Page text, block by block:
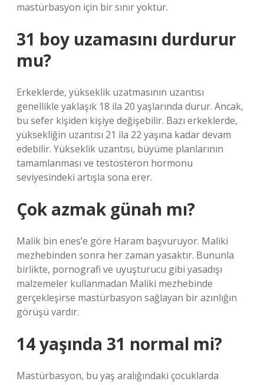
mastürbasyon için bir sınır yoktur.
31 boy uzamasını durdurur
mu?
Erkeklerde, yükseklik uzatmasının uzantısı
genellikle yaklaşık 18 ila 20 yaşlarında durur. Ancak,
bu sefer kişiden kişiye değişebilir. Bazı erkeklerde,
yüksekliğin uzantısı 21 ila 22 yaşına kadar devam
edebilir. Yükseklik uzantısı, büyüme planlarının
tamamlanması ve testosteron hormonu
seviyesindeki artışla sona erer.
Çok azmak günah mı?
Malik bin enes’e göre Haram başvuruyor. Maliki
mezhebinden sonra her zaman yasaktır. Bununla
birlikte, pornografi ve uyuşturucu gibi yasadışı
malzemeler kullanmadan Maliki mezhebinde
gerçekleşirse mastürbasyon sağlayan bir azınlığın
görüşü vardır.
14 yaşında 31 normal mi?
Mastürbasyon, bu yaş aralığındaki çocuklarda